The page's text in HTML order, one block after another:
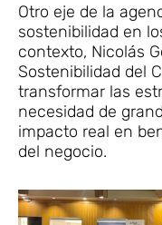
Otro eje de la
sostenibilidad en
contexto, Nicolás
Sostenibilidad del
transformar las
necesidad de
impacto real en
del negocio.